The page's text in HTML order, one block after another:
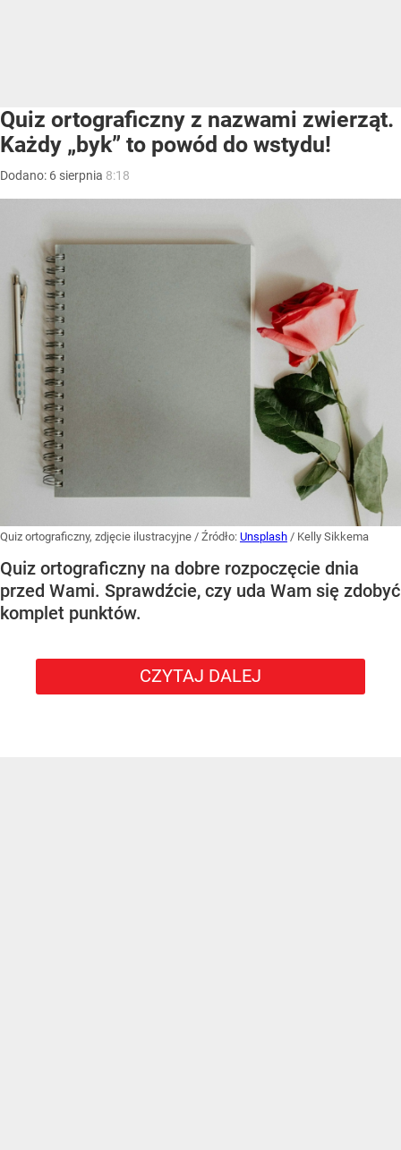
Quiz ortograficzny z nazwami zwierząt.
Każdy „byk” to powód do wstydu!
Dodano: 6 sierpnia 8:18
Quiz ortograficzny, zdjęcie ilustracyjne / Źródło: Unsplash / Kelly Sikkema
Quiz ortograficzny na dobre rozpoczęcie dnia
przed Wami. Sprawdźcie, czy uda Wam się zdobyć
komplet punktów.
CZYTAJ DALEJ